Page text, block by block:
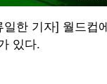
한 기자] 월드컵
있다.